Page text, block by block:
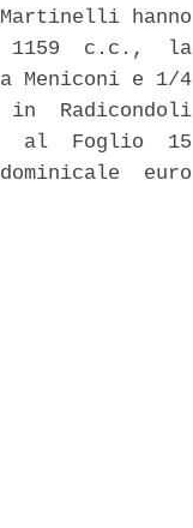
hanno
1159  c.c.,  la
Meniconi e 1/4
in  Radicondoli
al  Foglio  15
euro